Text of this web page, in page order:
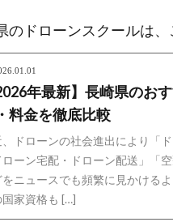
のドローンスクールは、
年最新】長崎県のお
料金を徹底比較
ドローンの社会進出により「
ローン宅配・ドローン配送」「
をニュースでも頻繁に見かける
国家資格も […]